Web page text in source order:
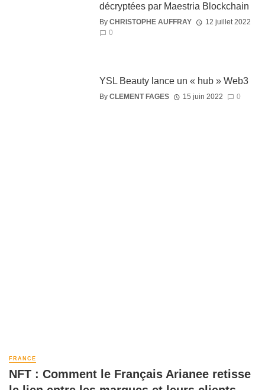
décryptées par Maestria Blockchain
By CHRISTOPHE AUFFRAY
12 juillet 2022
0
YSL Beauty lance un « hub » Web3
By CLEMENT FAGES 15 juin 2022 0
FRANCE
NFT : Comment le Français Arianee retisse